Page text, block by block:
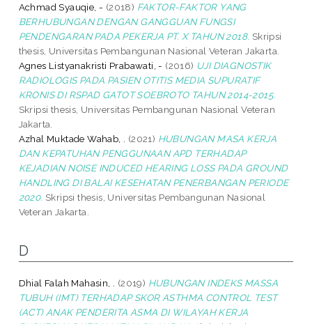
Achmad Syauqie, - (2018) FAKTOR-FAKTOR YANG
BERHUBUNGAN DENGAN GANGGUAN FUNGSI
PENDENGARAN PADA PEKERJA PT. X TAHUN 2018. Skripsi
thesis, Universitas Pembangunan Nasional Veteran Jakarta.
Agnes Listyanakristi Prabawati, - (2016) UJI DIAGNOSTIK
RADIOLOGIS PADA PASIEN OTITIS MEDIA SUPURATIF
KRONIS DI RSPAD GATOT SOEBROTO TAHUN 2014-2015.
Skripsi thesis, Universitas Pembangunan Nasional Veteran
Jakarta.
Azhal Muktade Wahab, .
(2021) HUBUNGAN MASA KERJA
DAN KEPATUHAN PENGGUNAAN APD TERHADAP
KEJADIAN NOISE INDUCED HEARING LOSS PADA GROUND
HANDLING DI BALAI KESEHATAN PENERBANGAN PERIODE
2020. Skripsi thesis, Universitas Pembangunan Nasional
Veteran Jakarta.
D
Dhial Falah Mahasin, . (2019) HUBUNGAN INDEKS MASSA
TUBUH (IMT) TERHADAP SKOR ASTHMA CONTROL TEST
(ACT) ANAK PENDERITA ASMA DI WILAYAH KERJA